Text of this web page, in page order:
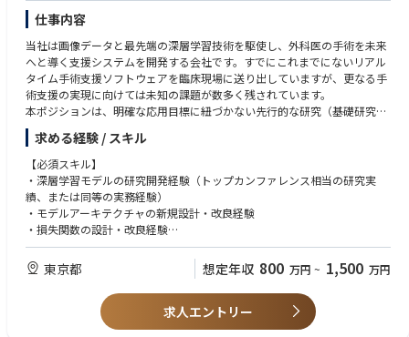
プラットフォーム：AWS（RDS、ECS・ECR、Lambda、Step Functions
など）
開発環境：Docker, Github, Terraform, Github Actions, PagerDuty, JIRA
生成AIツール：ChatGPT、Gemini、Claude、GitHub Copilot、Microsoft
365 Copilot、Devin ほか最新AIツール
【求める人物像】
・自身の得意領域以外の技術も積極的に学んでいける方
・新しいことに対して、大胆にチャレンジできる方
・プロダクトを通じて、新しい価値や喜びを創造できる方
仕事内容
当社は画像データと最先端の深層学習技術を駆使し、外科医の手術を未来
へと導く支援システムを開発する会社です。すでにこれまでにないリアル
タイム手術支援ソフトウェアを臨床現場に送り出していますが、更なる手
術支援の実現に向けては未知の課題が数多く残されています。
本ポジションは、明確な応用目標に紐づかない先行的な研究（基礎研究）
を担い、画像認識・動画理解・VLM・LLMなどの最先端技術動向を調査
し、自社プロダクトの次世代技術シーズを創出していただくAIリサーチャ
ーです。研究成果は応用研究・開発研究チームおよびソフトウェアエンジ
ニアチームへ橋渡しし、製品開発につなげていきます。
【業務内容】
・画像認識、動画理解、VLM、LLMなどの最新技術動向調査、将来プロダ
・外科内視鏡画像・動画データを活用した新規モデルアーキテクチャ・ア
ルゴリズムの基礎研究
・仮説立案から実験設計、評価指標設計、エラー分析までを通じた独自技
術シーズの創出
・研究成果の学会発表、論文化、特許化の推進
求める経験 / スキル
【必須スキル】
・深層学習モデルの研究開発経験（トップカンファレンス相当の研究実
績、または同等の実務経験）
・モデルアーキテクチャの新規設計・改良経験
・損失関数の設計・改良経験
・Pythonを用いたAI実装経験（OpenCV、NumPy、scikit-learn等）
・機械学習・深層学習に関する高度な理論理解、関連論文の読解力
・医療画像、内視鏡画像、外科領域の動画解析に関する研究経験
・VLM、LLM、マルチモーダルモデルの開発経験
東京都 想定年収 800 万円 ~ 1,500 万円
求人エントリー